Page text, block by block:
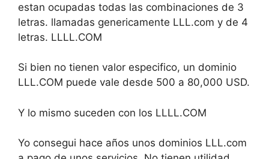
estan ocupadas todas las combinaciones de 3
letras. llamadas genericamente LLL.com y de 4
letras. LLLL.COM
Si bien no tienen valor especifico, un dominio
LLL.COM puede vale desde 500 a 80,000 USD.
Y lo mismo suceden con los LLLL.COM
Yo consegui hace años unos dominios LLL.com